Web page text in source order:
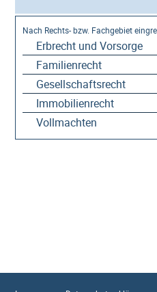
Erbrecht und Vorsorge
Familienrecht
Gesellschaftsrecht
Immobilienrecht
Vollmachten